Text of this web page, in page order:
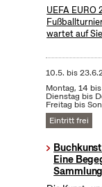
UEFA EURO
wartet auf
10.5. bis
Montag, 14
Dienstag bis
Freitag bis
Eintritt frei
Eine